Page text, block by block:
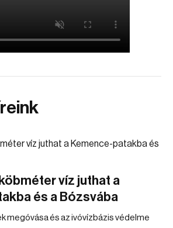
víz juthat a
és a Bózsvába
megóvása és az ivóvízbázis védelme